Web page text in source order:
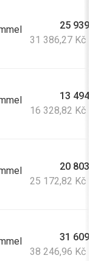
25
31 386,27 Kč s
13
16 328,82 Kč s
20
25 172,82 Kč s
31
38 246,96 Kč s